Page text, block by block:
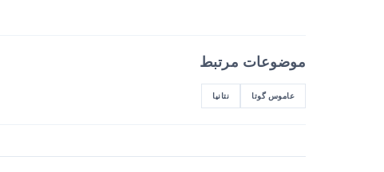
موضوعات مرتبط
عاموس گوتا نتانیا